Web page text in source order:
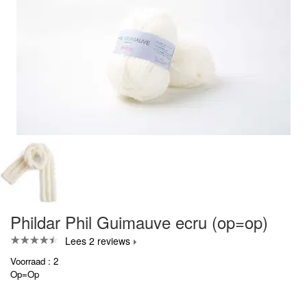
Phildar Phil Guimauve ecru (op=op)
Lees 2 reviews
Voorraad : 2
Op=Op